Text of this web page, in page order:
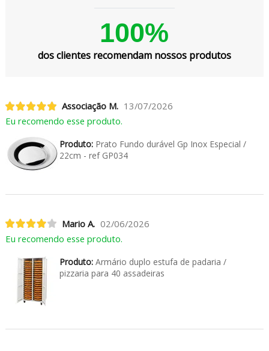
100%
dos clientes recomendam nossos produtos
Associação M. 13/07/2026
Eu recomendo esse produto.
Produto:Prato Fundo durável Gp Inox Especial /
22cm - ref GP034
Mario A. 02/06/2026
Eu recomendo esse produto.
Produto:Armário duplo estufa de padaria /
pizzaria para 40 assadeiras